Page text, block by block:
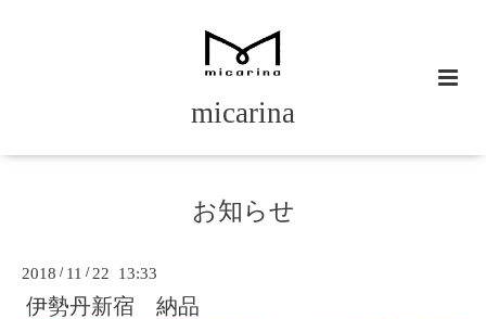
micarina
お知らせ
2018 / 11 /22 13:33
伊勢丹新宿 納品